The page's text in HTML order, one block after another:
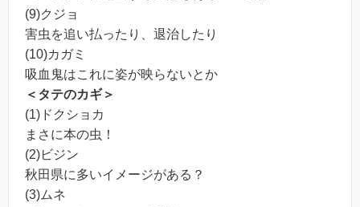
(9)クジョ
害虫を追い払ったり、退治したり
(10)カガミ
吸血鬼はこれに姿が映らないとか
＜タテのカギ＞
(1)ドクショカ
まさに本の虫！
(2)ビジン
秋田県に多いイメージがある？
(3)ムネ